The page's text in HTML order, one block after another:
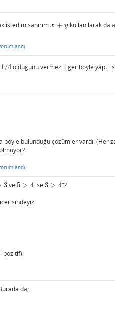
istedim sanırımx + y
x+ y kullanılarak da
1/4oldugunu vermez. Eger boyle yapti
böyle bulunduğu çözümler vardı. (Her
3ve5 > 4
5 >4 ise 3 > 4
3>4
"?
pozitif).
da;